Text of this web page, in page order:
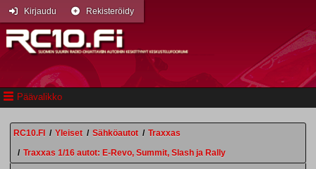
Päävalikko
Kirjaudu Rekisteröidy
RC10.FI / Yleiset / Sähköautot / Traxxas
/ Traxxas 1/16 autot: E-Revo, Summit, Slash ja Rally